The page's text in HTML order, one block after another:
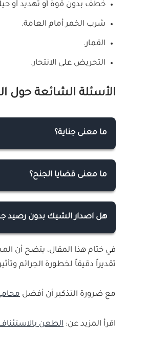
خطف بدون قوة أو تهديد أو
شرب الخمر أمام العامة.
القمار.
التحريض على الانتحار.
الأسئلة الشائعة حول
ما معنى جناية؟
جسامتها، حيث تكون العقوبة
ما معنى قضايا الجنح؟
هل اصدار الشيك بدون رصيد
في ختام هذا المقال، يتضح أن
تقديراً دقيقاً لخطورة الجرائم
مع ضرورة التذكير أن أفضل
اقرأ المزيد عن: الطعن